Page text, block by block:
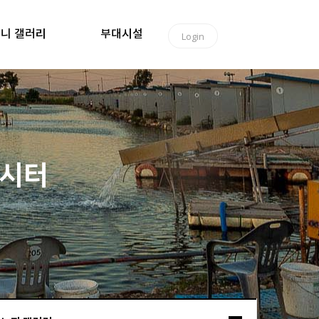
갤러리 부대시설 Login
터